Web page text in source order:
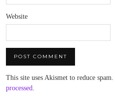
Website
This site uses Akismet to reduce spam.
processed